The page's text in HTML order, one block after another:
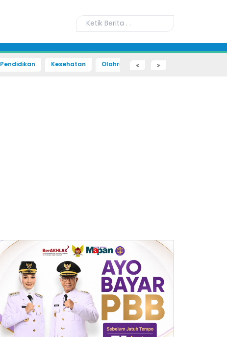
Pendidikan Kesehatan Olahraga Sains dan Teknologi